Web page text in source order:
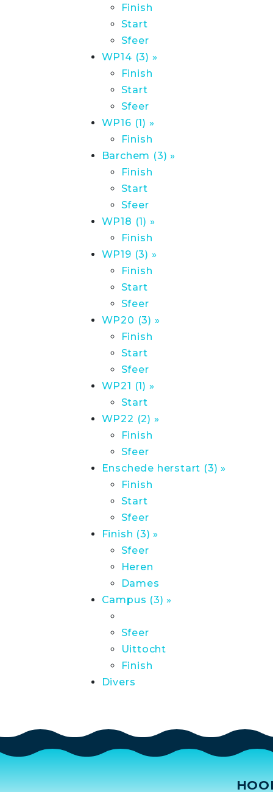
Finish
Start
Sfeer
WP14 (3) »
Finish
Start
Sfeer
WP16 (1) »
Finish
Barchem (3) »
Finish
Start
Sfeer
WP18 (1) »
Finish
WP19 (3) »
Finish
Start
Sfeer
WP20 (3) »
Finish
Start
Sfeer
WP21 (1) »
Start
WP22 (2) »
Finish
Sfeer
Enschede herstart (3) »
Finish
Start
Sfeer
Finish (3) »
Sfeer
Heren
Dames
Campus (3) »
Sfeer
Uittocht
Finish
Divers